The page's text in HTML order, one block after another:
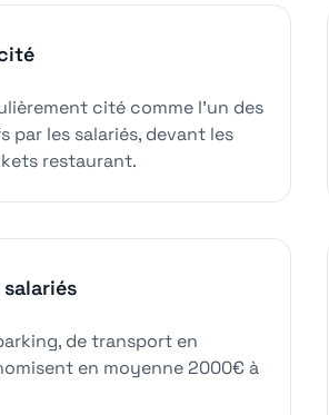
cité comme l'un des
les salariés, devant les
restaurant.
de transport en
en moyenne 2000€ à